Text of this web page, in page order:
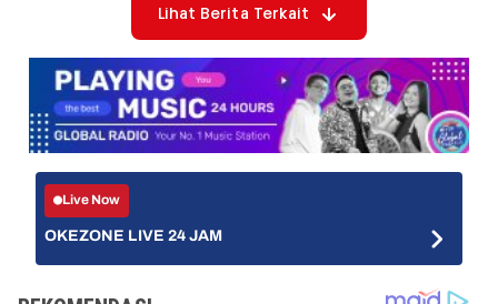
Lihat Berita Terkait
Live Now
OKEZONE LIVE 24 JAM